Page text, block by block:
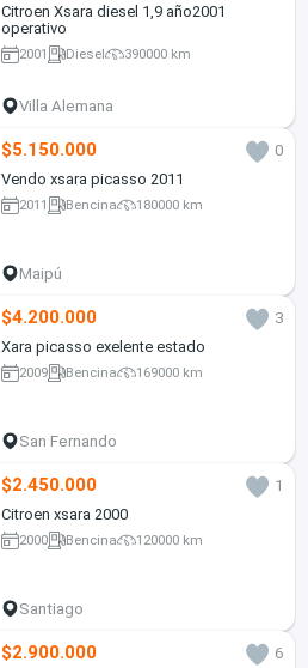
Citroen Xsara diesel 1,9 año2001
operativo
2001 Diesel 390000 km
Villa Alemana
$5.150.000
0
Vendo xsara picasso 2011
2011 Bencina 180000 km
Maipú
$4.200.000
3
Xara picasso exelente estado
2009 Bencina 169000 km
San Fernando
$2.450.000
1
Citroen xsara 2000
2000 Bencina 120000 km
Santiago
$2.900.000 6